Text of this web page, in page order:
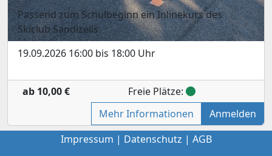
Passend zum Schulbeginn ein Inlinekurs des
Skiclub Sandizells
19.09.2026 16:00 bis 18:00 Uhr
ab 10,00 €
Freie Plätze:
Mehr Informationen
Anmelden
Impressum | Datenschutz | AGB